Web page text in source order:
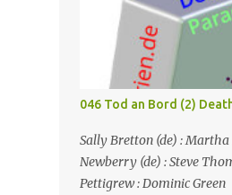
046 Tod an Bord (2)
Sally Bretton (de) :
Newberry (de) : Steve
Pettigrew : Dominic